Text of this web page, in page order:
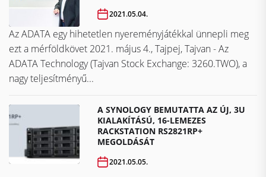
2021.05.04.
Az ADATA egy hihetetlen nyereményjátékkal ünnepli meg
ezt a mérföldkövet ​​​​​​​2021. május 4., Tajpej, Tajvan - Az
ADATA Technology (Tajvan Stock Exchange: 3260.TWO), a
nagy teljesítményű...
A SYNOLOGY BEMUTATTA AZ ÚJ, 3U
KIALAKÍTÁSÚ, 16-LEMEZES
RACKSTATION RS2821RP+
MEGOLDÁSÁT
2021.05.05.